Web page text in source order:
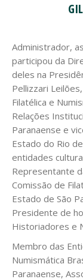
Administrador,
participou da
deles na
Pellizzari
Filatélica e
Relações
Paranaense e
Estado do Rio
entidades
Representante
Comissão de
Estado de São
Presidente de
Historiadores e
Membro das
Numismática
Paranaense,